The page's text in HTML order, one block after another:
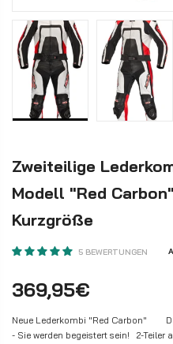
Zweiteilige
Modell "Red
Kurzgröße
5 BEWERTUNGEN
369,95€
Neue Lederkombi "Red Carbon"
- Sie werden begeistert sein! 2-Teiler